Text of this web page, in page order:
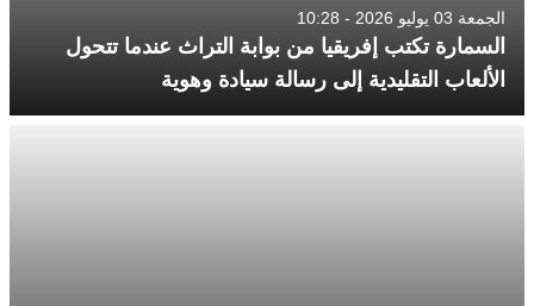
الجمعة 03 يوليو 2026 - 10:28
السمارة تكتب إفريقيا من بوابة التراث عندما تتحول
الألعاب التقليدية إلى رسالة سيادة وهوية